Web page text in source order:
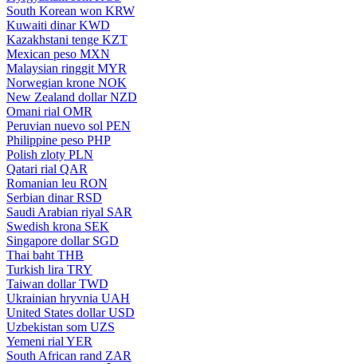
South Korean won KRW
Kuwaiti dinar KWD
Kazakhstani tenge KZT
Mexican peso MXN
Malaysian ringgit MYR
Norwegian krone NOK
New Zealand dollar NZD
Omani rial OMR
Peruvian nuevo sol PEN
Philippine peso PHP
Polish zloty PLN
Qatari rial QAR
Romanian leu RON
Serbian dinar RSD
Saudi Arabian riyal SAR
Swedish krona SEK
Singapore dollar SGD
Thai baht THB
Turkish lira TRY
Taiwan dollar TWD
Ukrainian hryvnia UAH
United States dollar USD
Uzbekistan som UZS
Yemeni rial YER
South African rand ZAR